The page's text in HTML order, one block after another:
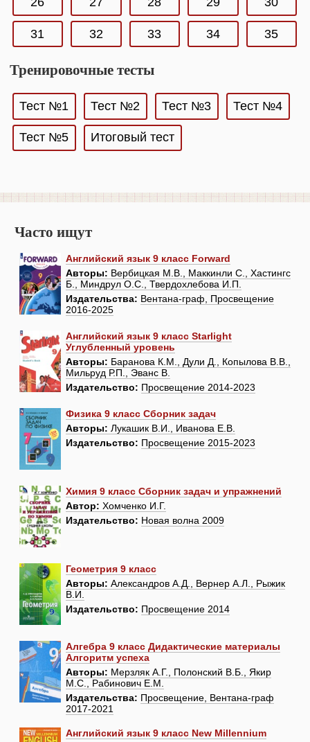
31 32 33 34 35
Тренировочные тесты
Тест №1 Тест №2 Тест №3 Тест №4
Тест №5 Итоговый тест
Часто ищут
Английский язык 9 класс Forward
Авторы: Вербицкая М.В., Маккинли С., Хастингс
Б., Миндрул О.С., Твердохлебова И.П.
Издательства: Вентана-граф, Просвещение
2016-2025
Английский язык 9 класс Starlight
Углубленный уровень
Авторы: Баранова К.М., Дули Д., Копылова В.В.,
Мильруд Р.П., Эванс В.
Издательство: Просвещение 2014-2023
Физика 9 класс Сборник задач
Авторы: Лукашик В.И., Иванова Е.В.
Издательство: Просвещение 2015-2023
Химия 9 класс Сборник задач и упражнений
Автор: Хомченко И.Г.
Издательство: Новая волна 2009
Геометрия 9 класс
Авторы: Александров А.Д., Вернер А.Л., Рыжик
В.И.
Издательство: Просвещение 2014
Алгебра 9 класс Дидактические материалы
Алгоритм успеха
Авторы: Мерзляк А.Г., Полонский В.Б., Якир
М.С., Рабинович Е.М.
Издательства: Просвещение, Вентана-граф
2017-2021
Английский язык 9 класс New Millennium